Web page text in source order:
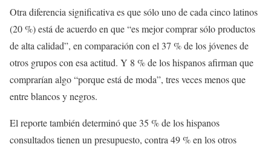
Otra diferencia significativa es que sólo uno de cada cinco latinos
(20 %) está de acuerdo en que “es mejor comprar sólo productos
de alta calidad”, en comparación con el 37 % de los jóvenes de
otros grupos con esa actitud. Y 8 % de los hispanos afirman que
comprarían algo “porque está de moda”, tres veces menos que
entre blancos y negros.
El reporte también determinó que 35 % de los hispanos
consultados tienen un presupuesto, contra 49 % en los otros